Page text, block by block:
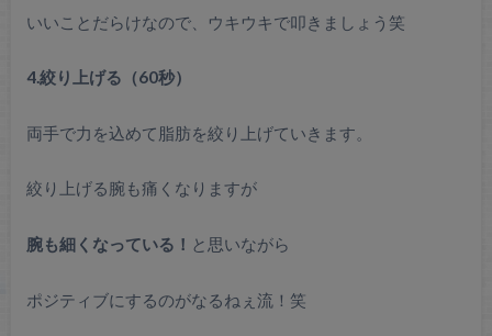
いいことだらけなので、ウキウキで叩きましょう笑
4.絞り上げる（60秒）
両手で力を込めて脂肪を絞り上げていきます。
絞り上げる腕も痛くなりますが
腕も細くなっている！ と思いながら
ポジティブにするのがなるねぇ流！笑